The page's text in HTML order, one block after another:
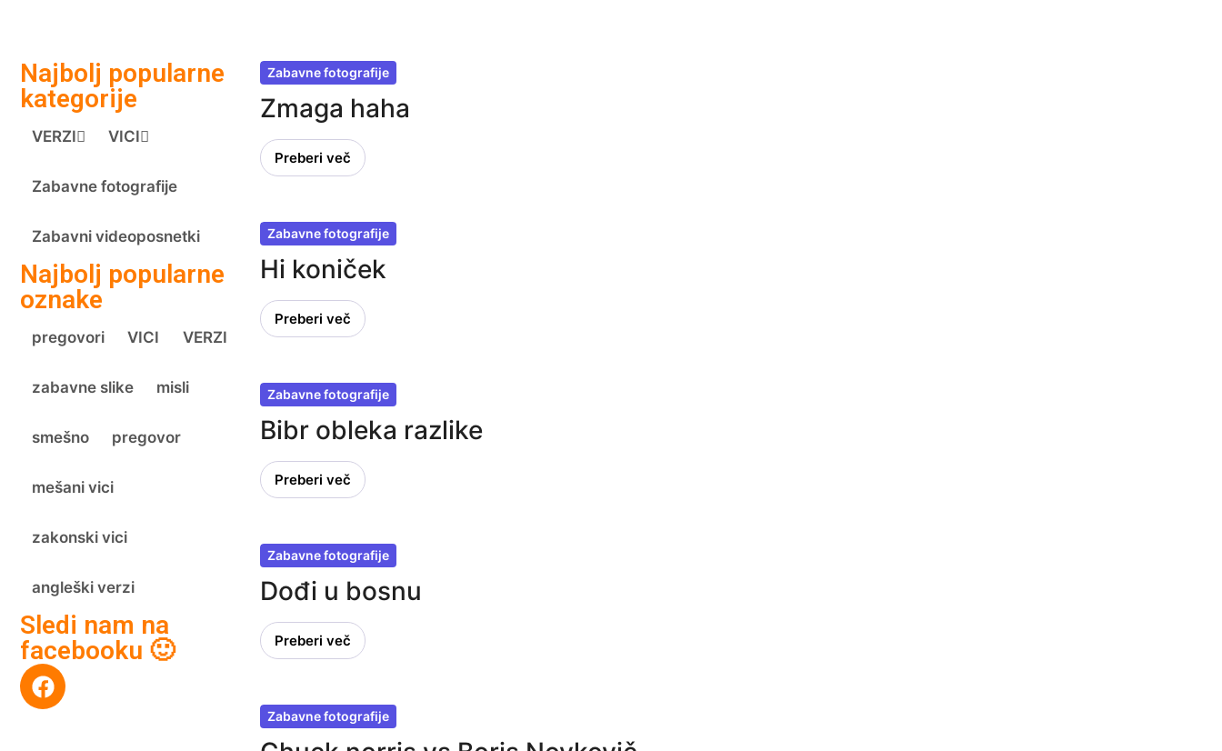
Najbolj popularne
kategorije
VERZI VICI
Zabavne fotografije
Zabavni videoposnetki
Najbolj popularne
oznake
pregovori VICI VERZI
zabavne slike misli
smešno pregovor
mešani vici
zakonski vici
angleški verzi
Sledi nam na
facebooku 🙂
Zabavne fotografije
Zmaga haha
Preberi več
Zabavne fotografije
Hi koniček
Preberi več
Zabavne fotografije
Bibr obleka razlike
Preberi več
Zabavne fotografije
Dođi u bosnu
Preberi več
Zabavne fotografije